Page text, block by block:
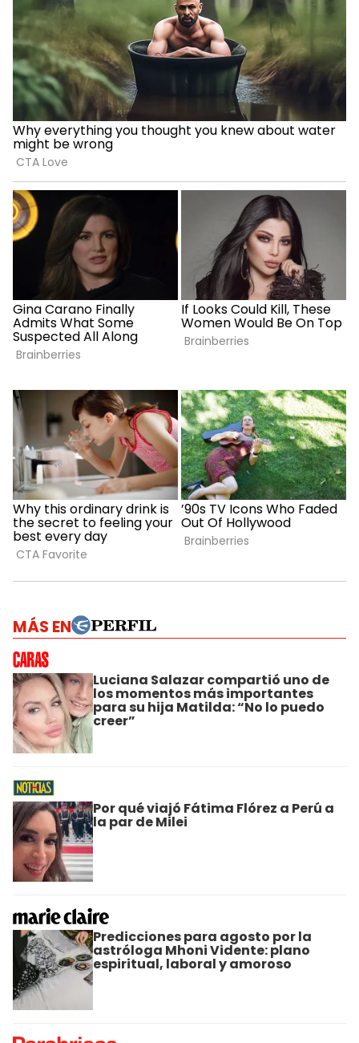
MÁS EN
Luciana Salazar compartió uno de
los momentos más importantes
para su hija Matilda: “No lo puedo
creer”
Por qué viajó Fátima Flórez a Perú a
la par de Milei
Predicciones para agosto por la
astróloga Mhoni Vidente: plano
espiritual, laboral y amoroso